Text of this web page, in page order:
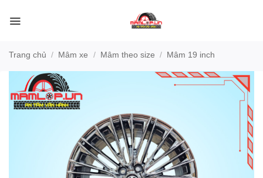
qua
Trang chủ / Mâm xe / Mâm theo size / Mâm 19 inch